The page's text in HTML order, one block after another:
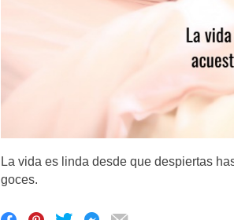
La vida es linda desde que despiertas
goces.